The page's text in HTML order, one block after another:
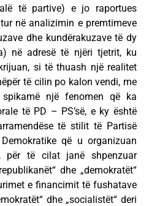
të partive) e jo raportues
në analizimin e premtimeve
dhe kundërakuzave të dy
në adresë të njëri tjetrit, ku
si të thuash një realitet
të cilin po kalon vendi, me
një fenomen që ka
të PD – PS’së, e ky është
të stilit të Partisë
që u organizuan
për të cilat janë shpenzuar
dhe „demokratët“
e financimit të fushatave
dhe „socialistët“ deri